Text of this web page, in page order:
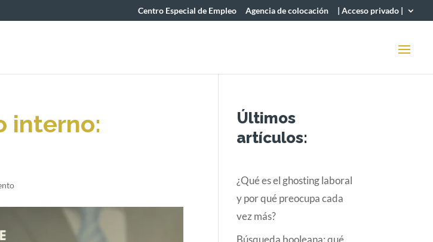
Centro Especial de Empleo Agencia de colocación | Acceso privado |
interno:
Últimos
artículos:
¿Qué es el ghosting laboral
y por qué preocupa cada
vez más?
Búsqueda booleana: qué